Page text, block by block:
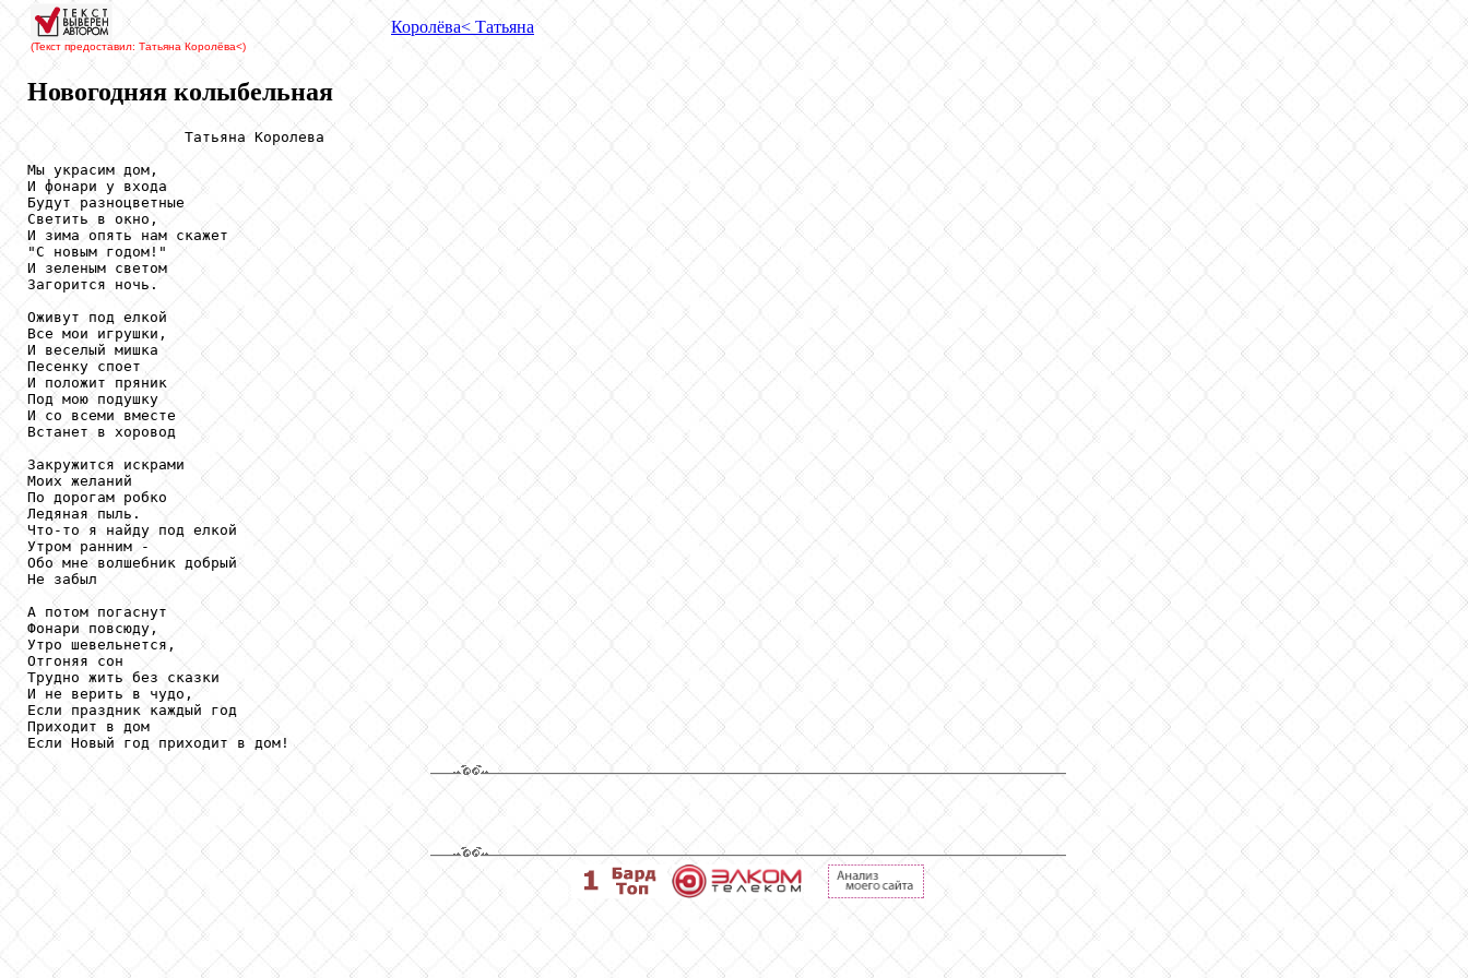
(Текст предоставил: Татьяна Королёва<)
Королёва< Татьяна
Новогодняя колыбельная
                  Татьяна Королева
Мы украсим дом,
И фонари у входа
Будут разноцветные
Светить в окно,
И зима опять нам скажет
"С новым годом!"
И зеленым светом
Загорится ночь.
Оживут под елкой
Все мои игрушки,
И веселый мишка
Песенку споет
И положит пряник
Под мою подушку
И со всеми вместе
Встанет в хоровод
Закружится искрами
Моих желаний
По дорогам робко
Ледяная пыль.
Что-то я найду под елкой
Утром ранним -
Обо мне волшебник добрый
Не забыл
А потом погаснут
Фонари повсюду,
Утро шевельнется,
Отгоняя сон
Трудно жить без сказки
И не верить в чудо,
Если праздник каждый год
Приходит в дом